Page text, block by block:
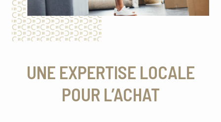
UNE EXPERTISE LOCALE
POUR L’ACHAT